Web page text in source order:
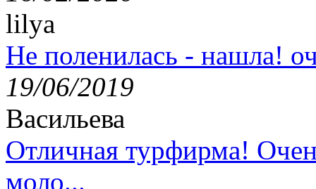
lilya
Не поленилась - нашла!
19/06/2019
Васильева
Отличная турфирма!
моло...